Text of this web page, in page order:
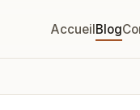
AccueilBlog